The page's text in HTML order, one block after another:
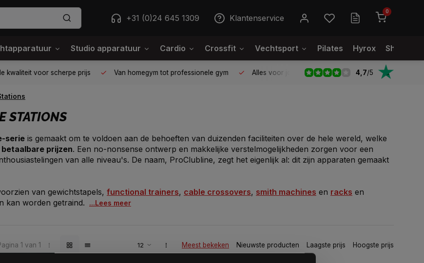
+31 (0)24 645 1309 Klantenservice
0
Studio apparatuur Cardio Crossfit Vechtsport Pilates Hyrox
kwaliteit voor scherpe prijs Van homegym tot professionele gym Alles voor jouw gym op één plek Voor 95%
4,7/5
STATIONS
serie is gemaakt om te voldoen aan de behoeften van duizenden faciliteiten over de hele wereld, welke
prijzen. Een no-nonsense ontwerp en makkelijke verstelmogelijkheden zorgen voor een
van alle niveau's. De naam, ProClubline, zegt het eigenlijk al: dit zijn apparaten gemaakt
van gewichtstapels, functional trainers, cable crossovers, smith machines en racks en
kan worden getraind. ...Lees meer
1 van 1 Meest bekeken Nieuwste producten Laagste prijs Hoogste prijs